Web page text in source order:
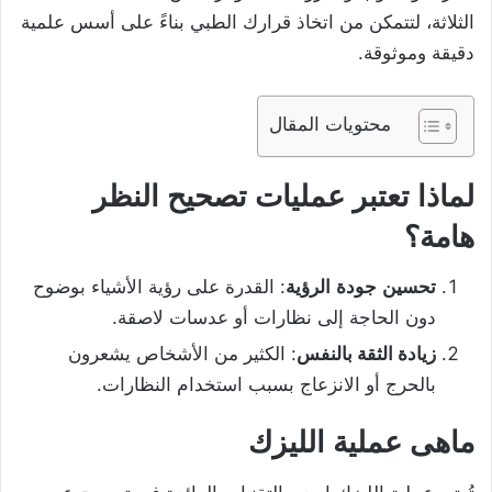
الثلاثة، لتتمكن من اتخاذ قرارك الطبي بناءً على أسس علمية
دقيقة وموثوقة.
محتويات المقال
لماذا تعتبر عمليات تصحيح النظر
هامة؟
تحسين جودة الرؤية: القدرة على رؤية الأشياء بوضوح
دون الحاجة إلى نظارات أو عدسات لاصقة.
زيادة الثقة بالنفس: الكثير من الأشخاص يشعرون
بالحرج أو الانزعاج بسبب استخدام النظارات.
ماهى عملية الليزك